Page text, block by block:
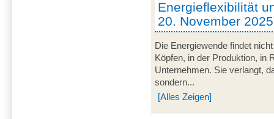
Energieflexibilität
20. November
Die Energiewende findet
Köpfen, in der Produktion, in
Unternehmen. Sie verlangt,
sondern...
[Alles Zeigen]